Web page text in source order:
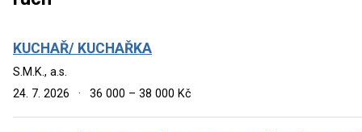
KUCHAŘ/ KUCHAŘKA
S.M.K., a.s.
24. 7. 2026
· 36 000 – 38 000 Kč